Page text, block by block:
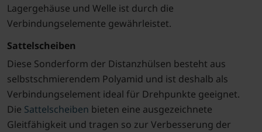
Lagergehäuse und Welle ist durch die
Verbindungselemente gewährleistet.
Sattelscheiben
Diese Sonderform der Distanzhülsen besteht aus
selbstschmierendem Polyamid und ist deshalb als
Verbindungselement ideal für Drehpunkte geeignet.
Die Sattelscheiben bieten eine ausgezeichnete
Gleitfähigkeit und tragen so zur Verbesserung der